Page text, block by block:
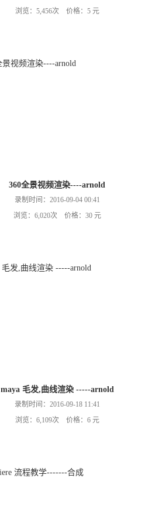
浏览：5,456次 价格：5 元
360全景视频渲染----arnold
录制时间：2016-09-04 00:41
浏览：6,020次 价格：30 元
maya 毛发,曲线渲染 -----arnold
录制时间：2016-09-18 11:41
浏览：6,109次 价格：6 元